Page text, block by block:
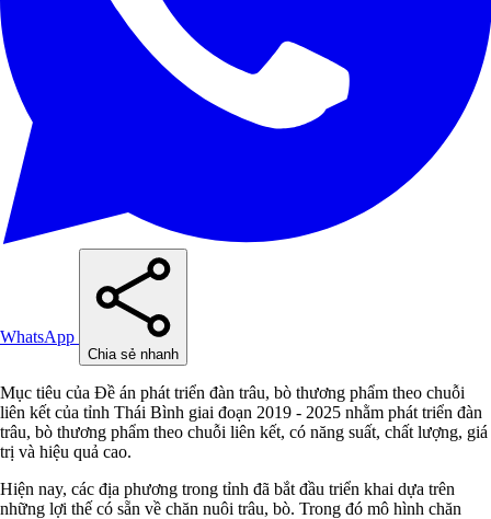
WhatsApp
Chia sẻ nhanh
Mục tiêu của Đề án phát triển đàn trâu, bò thương phẩm theo chuỗi
liên kết của tỉnh Thái Bình giai đoạn 2019 - 2025 nhằm phát triển đàn
trâu, bò thương phẩm theo chuỗi liên kết, có năng suất, chất lượng, giá
trị và hiệu quả cao.
Hiện nay, các địa phương trong tỉnh đã bắt đầu triển khai dựa trên
những lợi thế có sẵn về chăn nuôi trâu, bò. Trong đó mô hình chăn